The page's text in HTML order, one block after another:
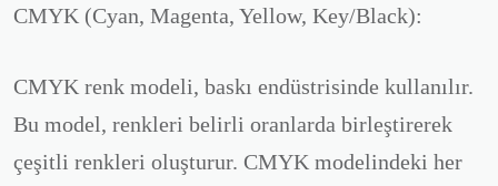
CMYK (Cyan, Magenta, Yellow, Key/Black):
CMYK renk modeli, baskı endüstrisinde kullanılır.
Bu model, renkleri belirli oranlarda birleştirerek
çeşitli renkleri oluşturur. CMYK modelindeki her